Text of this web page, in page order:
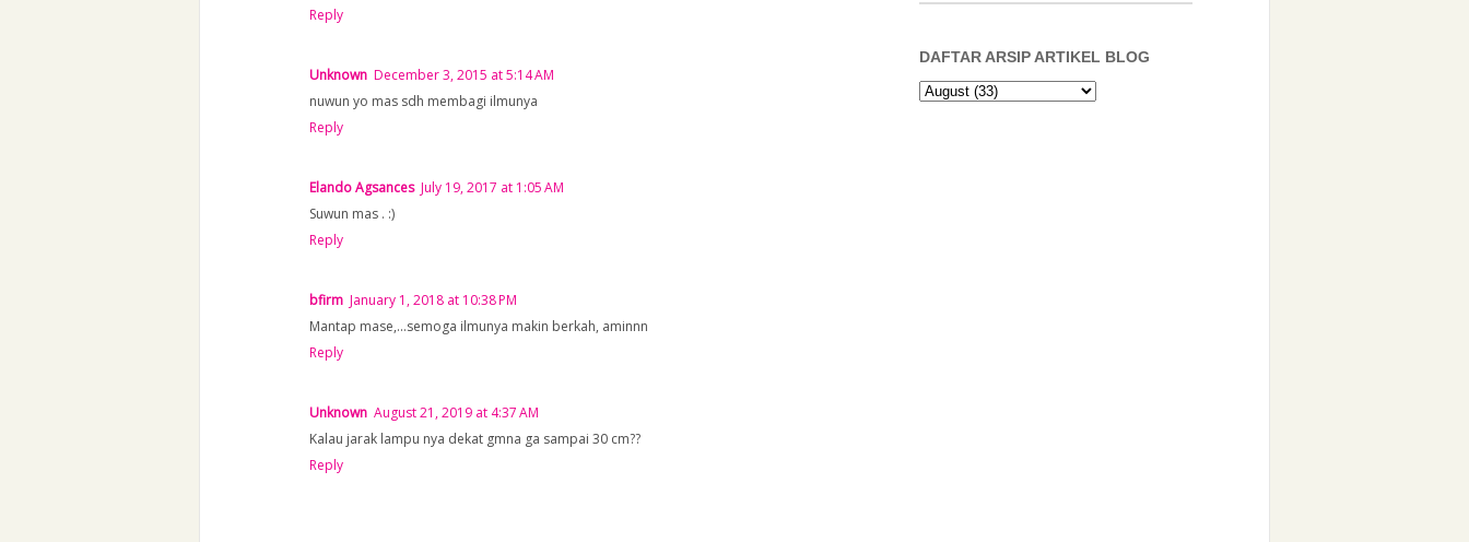
Reply
Unknown December 3, 2015 at 5:14 AM
nuwun yo mas sdh membagi ilmunya
Reply
Elando Agsances July 19, 2017 at 1:05 AM
Suwun mas . :)
Reply
bfirm January 1, 2018 at 10:38 PM
Mantap mase,...semoga ilmunya makin berkah, aminnn
Reply
Unknown August 21, 2019 at 4:37 AM
Kalau jarak lampu nya dekat gmna ga sampai 30 cm??
Reply
DAFTAR ARSIP ARTIKEL BLOG